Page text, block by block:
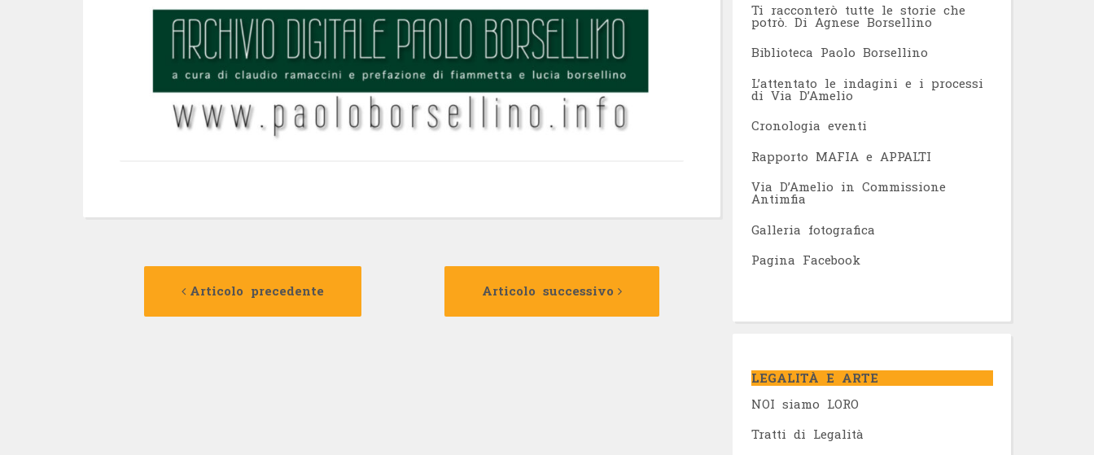
articoloArticolo precedente
Articolo
Articolo successivo
Articolo
Ti racconterò tutte le storie che
potrò. Di Agnese Borsellino
Biblioteca Paolo Borsellino
L’attentato le indagini e i processi
di Via D’Amelio
Cronologia eventi
Rapporto MAFIA e APPALTI
Via D’Amelio in Commissione
Antimfia
Galleria fotografica
Pagina Facebook
LEGALITÀ E ARTE
NOI siamo LORO
Tratti di Legalità